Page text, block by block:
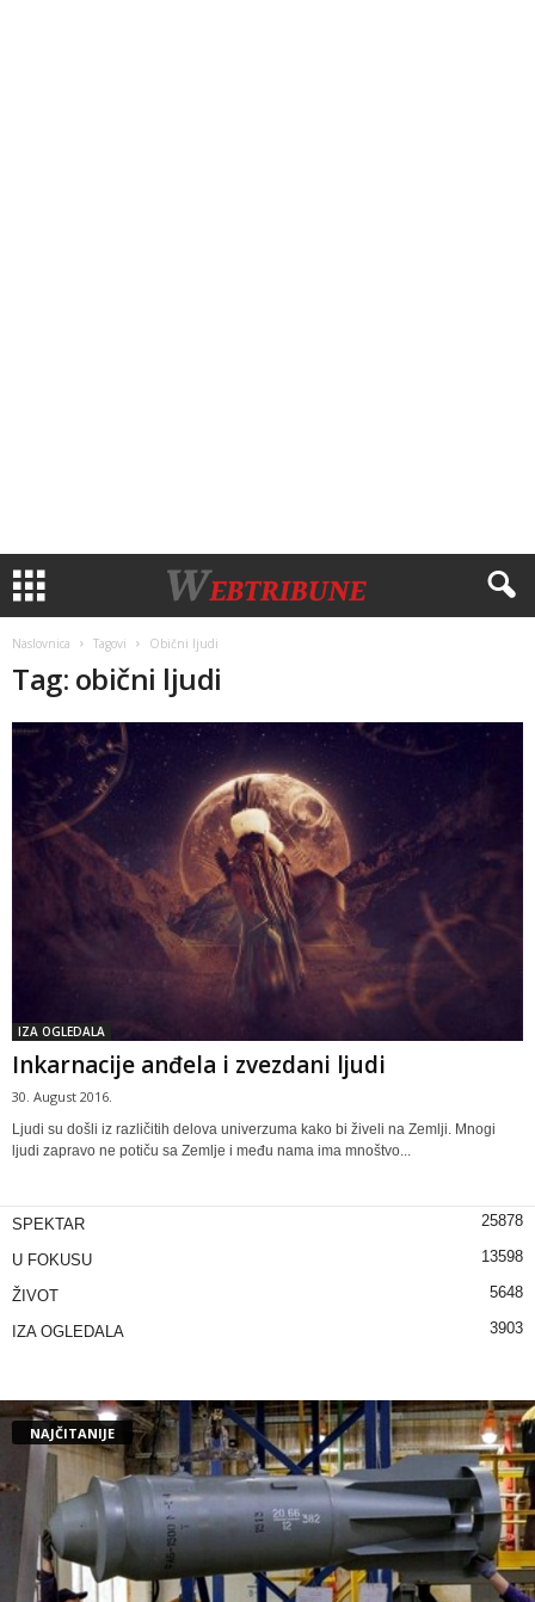
Naslovnica Tagovi Obični ljudi
Tag: obični ljudi
IZA OGLEDALA
Inkarnacije anđela i zvezdani ljudi
30. August 2016.
Ljudi su došli iz različitih delova univerzuma kako bi živeli na Zemlji. Mnogi
ljudi zapravo ne potiču sa Zemlje i među nama ima mnoštvo...
SPEKTAR 25878
U FOKUSU 13598
ŽIVOT 5648
IZA OGLEDALA 3903
NAJČITANIJE